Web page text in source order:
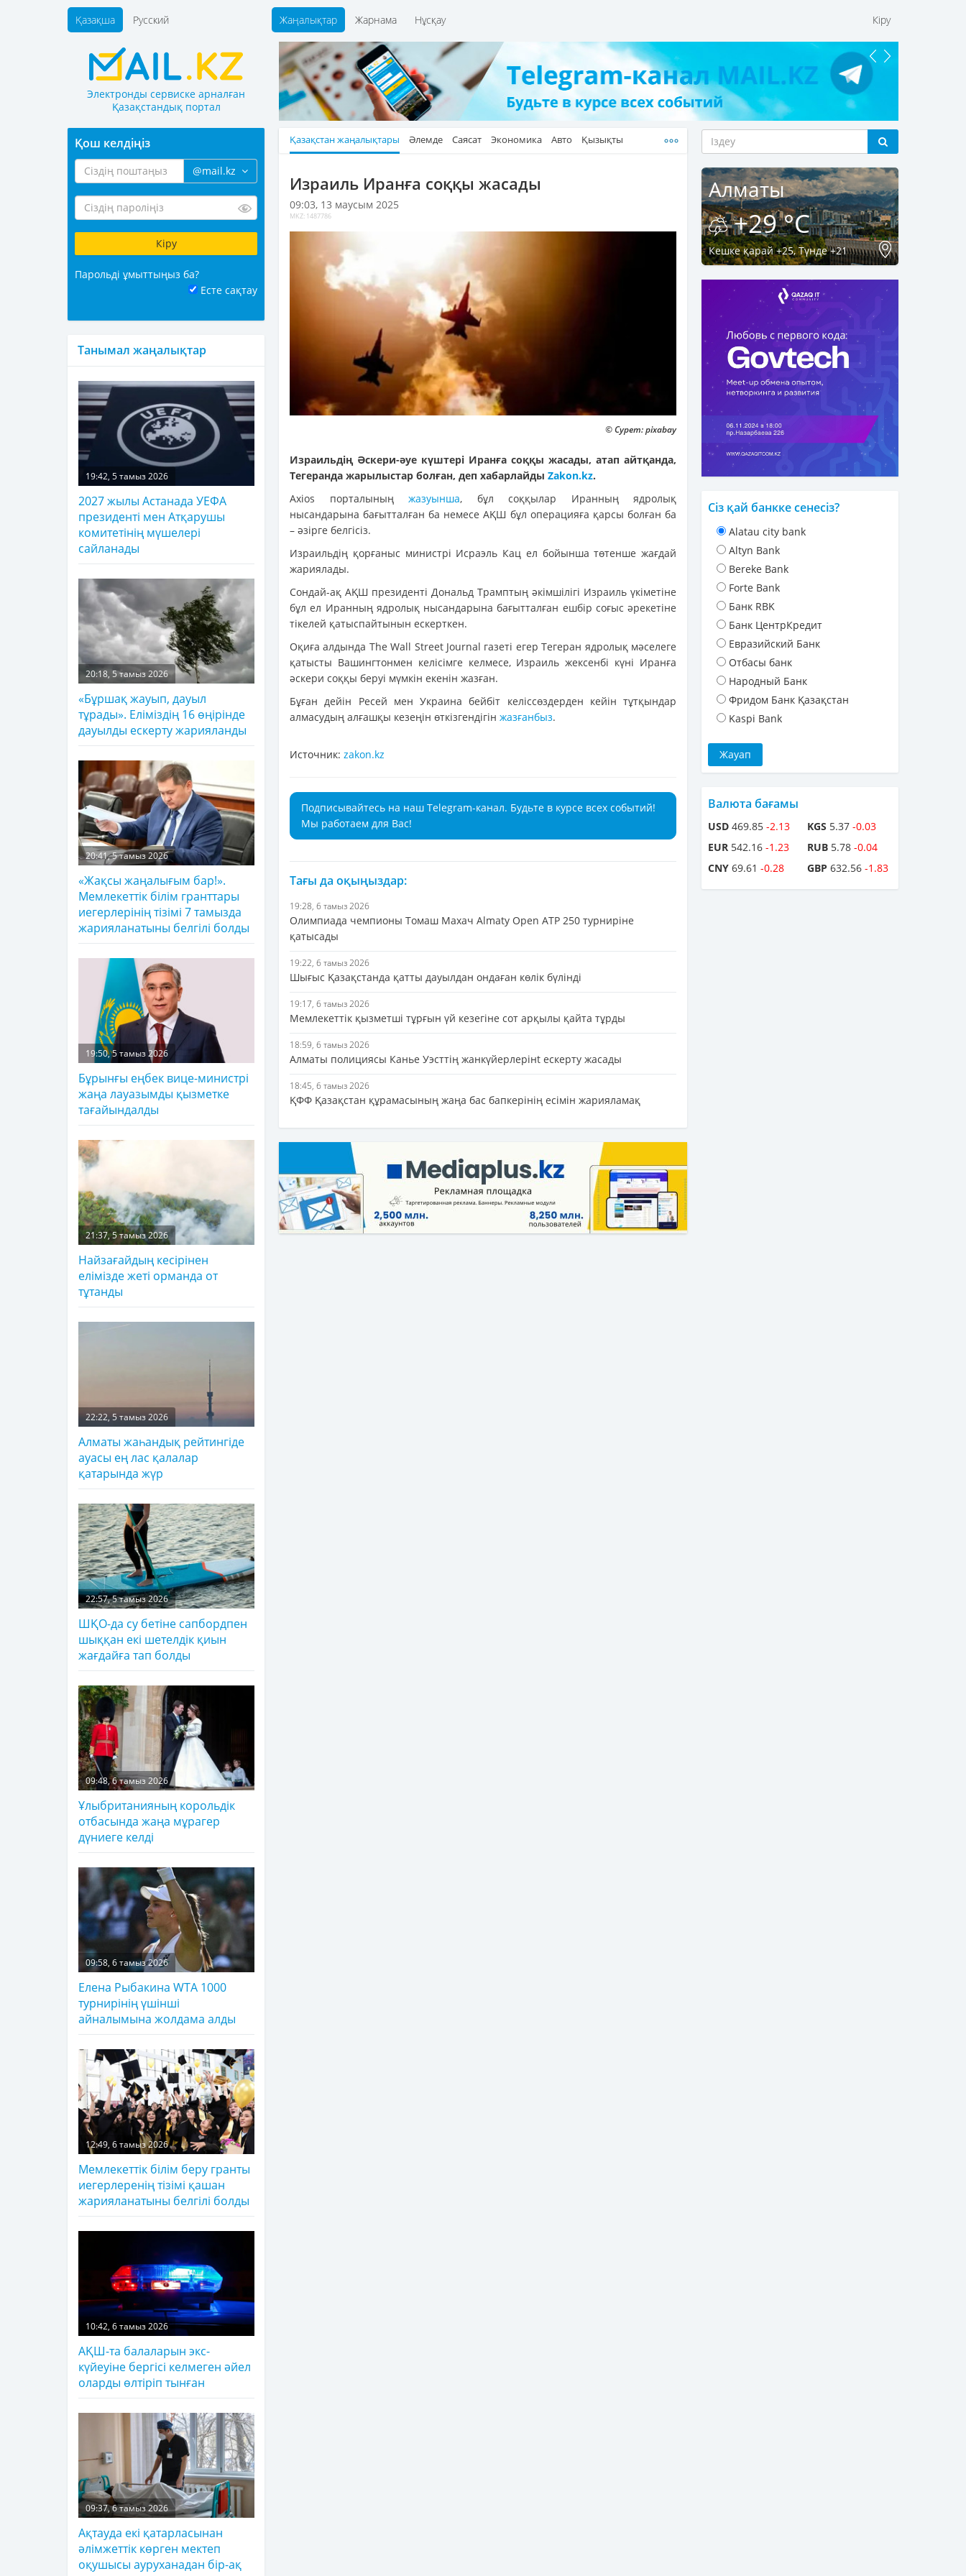
Жаңалықтар Жарнама Нұсқау Кіру
Қазақша Русский
Электронды сервиске арналған
Қазақстандық портал
Қазақстан жаңалықтары Әлемде Саясат Экономика Авто Қызықты
Израиль Иранға соққы жасады
09:03, 13 маусым 2025
MKZ: 1487786
© Сурет: pixabay
Израильдің Әскери-әуе күштері Иранға соққы жасады, атап айтқанда,
Тегеранда жарылыстар болған, деп хабарлайды Zakon.kz.
Axios порталының жазуынша, бұл соққылар Иранның ядролық
нысандарына бағытталған ба немесе АҚШ бұл операцияға қарсы болған ба
– әзірге белгісіз.
Израильдің қорғаныс министрі Исраэль Кац ел бойынша төтенше жағдай
жариялады.
Сондай-ақ АҚШ президенті Дональд Трамптың әкімшілігі Израиль үкіметіне
бұл ел Иранның ядролық нысандарына бағытталған ешбір соғыс әрекетіне
тікелей қатыспайтынын ескерткен.
Оқиға алдында The Wall Street Journal газеті егер Тегеран ядролық мәселеге
қатысты Вашингтонмен келісімге келмесе, Израиль жексенбі күні Иранға
әскери соққы беруі мүмкін екенін жазған.
Бұған дейін Ресей мен Украина бейбіт келіссөздерден кейін тұтқындар
алмасудың алғашқы кезеңін өткізгендігін жазғанбыз.
Источник: zakon.kz
Подписывайтесь на наш Telegram-канал. Будьте в курсе всех событий!
Мы работаем для Вас!
Тағы да оқыңыздар:
19:28, 6 тамыз 2026
Олимпиада чемпионы Томаш Махач Almaty Open ATP 250 турниріне
қатысады
19:22, 6 тамыз 2026
Шығыс Қазақстанда қатты дауылдан ондаған көлік бүлінді
19:17, 6 тамыз 2026
Мемлекеттік қызметші тұрғын үй кезегіне сот арқылы қайта тұрды
18:59, 6 тамыз 2026
Алматы полициясы Канье Уэсттің жанкүйерлерінt ескерту жасады
18:45, 6 тамыз 2026
ҚФФ Қазақстан құрамасының жаңа бас бапкерінің есімін жарияламақ
Қош келдіңіз
@mail.kz
Парольді ұмыттыңыз ба?
Есте сақтау
Танымал жаңалықтар
19:42, 5 тамыз 2026
2027 жылы Астанада УЕФА
президенті мен Атқарушы
комитетінің мүшелері
сайланады
20:18, 5 тамыз 2026
«Бұршақ жауып, дауыл
тұрады». Еліміздің 16 өңірінде
дауылды ескерту жарияланды
20:41, 5 тамыз 2026
«Жақсы жаңалығым бар!».
Мемлекеттік білім гранттары
иегерлерінің тізімі 7 тамызда
жарияланатыны белгілі болды
19:50, 5 тамыз 2026
Бұрынғы еңбек вице-министрі
жаңа лауазымды қызметке
тағайындалды
21:37, 5 тамыз 2026
Найзағайдың кесірінен
елімізде жеті орманда от
тұтанды
22:22, 5 тамыз 2026
Алматы жаһандық рейтингіде
ауасы ең лас қалалар
қатарында жүр
22:57, 5 тамыз 2026
ШҚО-да су бетіне сапбордпен
шыққан екі шетелдік қиын
жағдайға тап болды
09:48, 6 тамыз 2026
Ұлыбританияның корольдік
отбасында жаңа мұрагер
дүниеге келді
09:58, 6 тамыз 2026
Елена Рыбакина WTA 1000
турнирінің үшінші
айналымына жолдама алды
12:49, 6 тамыз 2026
Мемлекеттік білім беру гранты
иегерлеренің тізімі қашан
жарияланатыны белгілі болды
10:42, 6 тамыз 2026
АҚШ-та балаларын экс-
күйеуіне бергісі келмеген әйел
оларды өлтіріп тынған
09:37, 6 тамыз 2026
Ақтауда екі қатарласынан
әлімжеттік көрген мектеп
оқушысы ауруханадан бір-ақ
Алматы
+29 °C
Кешке қарай +25, Түнде +21
Сіз қай банкке сенесіз?
Alatau city bank
Altyn Bank
Bereke Bank
Forte Bank
Банк RBK
Банк ЦентрКредит
Евразийский Банк
Отбасы банк
Народный Банк
Фридом Банк Қазақстан
Kaspi Bank
Валюта бағамы
USD 469.85 -2.13
EUR 542.16 -1.23
CNY 69.61 -0.28
KGS 5.37 -0.03
RUB 5.78 -0.04
GBP 632.56 -1.83